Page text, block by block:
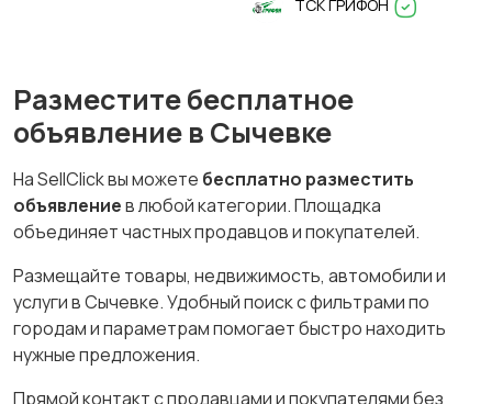
ТСК ГРИФОН
Разместите бесплатное
объявление в Сычевке
На SellClick вы можете бесплатно разместить
объявлениев любой категории. Площадка
объединяет частных продавцов и покупателей.
Размещайте товары, недвижимость, автомобили и
услуги в Сычевке. Удобный поиск с фильтрами по
городам и параметрам помогает быстро находить
нужные предложения.
Прямой контакт с продавцами и покупателями без